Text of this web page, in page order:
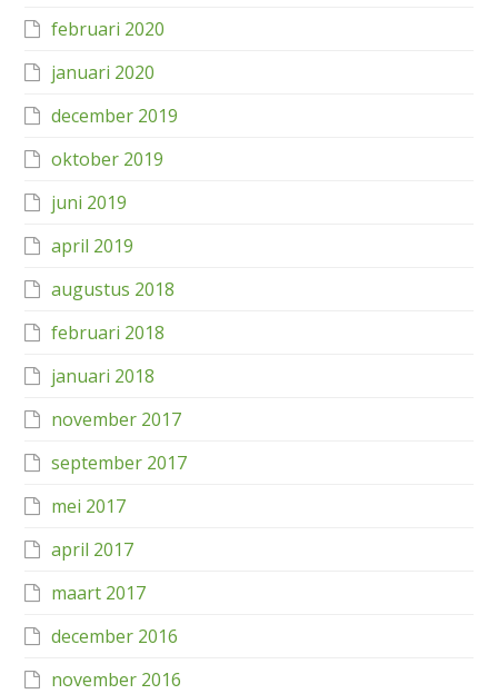
februari 2020
januari 2020
december 2019
oktober 2019
juni 2019
april 2019
augustus 2018
februari 2018
januari 2018
november 2017
september 2017
mei 2017
april 2017
maart 2017
december 2016
november 2016